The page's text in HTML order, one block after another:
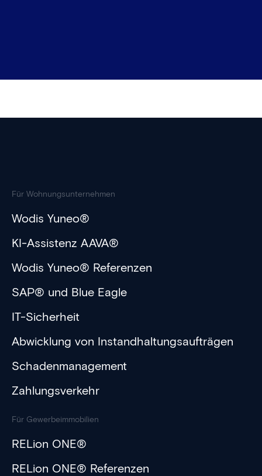
Für Wohnungsunternehmen
Wodis Yuneo®
KI-Assistenz AAVA®
Wodis Yuneo® Referenzen
SAP® und Blue Eagle
IT-Sicherheit
Abwicklung von Instandhaltungsaufträgen
Schadenmanagement
Zahlungsverkehr
Für Gewerbeimmobilien
RELion ONE®
RELion ONE® Referenzen